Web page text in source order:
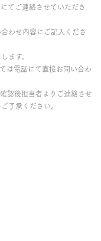
てご連絡させていただき
わせ内容にご記入くださ
ます。
は電話にて直接お問い合わ
認後担当者よりご連絡させ
了承ください。